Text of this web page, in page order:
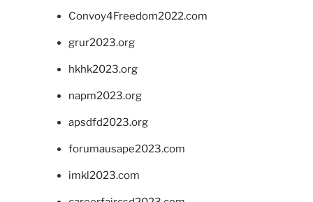
Convoy4Freedom2022.com
grur2023.org
hkhk2023.org
napm2023.org
apsdfd2023.org
forumausape2023.com
imkl2023.com